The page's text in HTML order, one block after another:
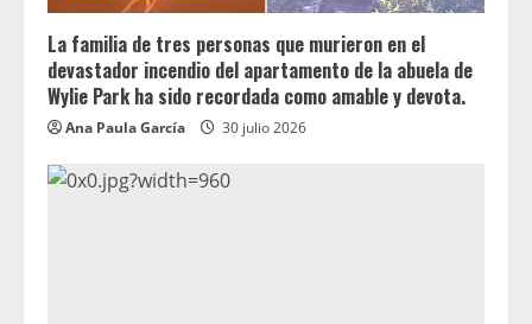
La familia de tres personas que murieron en el
devastador incendio del apartamento de la abuela de
Wylie Park ha sido recordada como amable y devota.
Ana Paula García 30 julio 2026